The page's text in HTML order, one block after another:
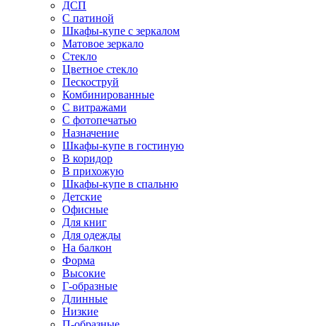
ДСП
С патиной
Шкафы-купе с зеркалом
Матовое зеркало
Стекло
Цветное стекло
Пескоструй
Комбинированные
С витражами
С фотопечатью
Назначение
Шкафы-купе в гостиную
В коридор
В прихожую
Шкафы-купе в спальню
Детские
Офисные
Для книг
Для одежды
На балкон
Форма
Высокие
Г-образные
Длинные
Низкие